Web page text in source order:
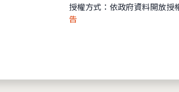
授權方式：依政府資料開放
告